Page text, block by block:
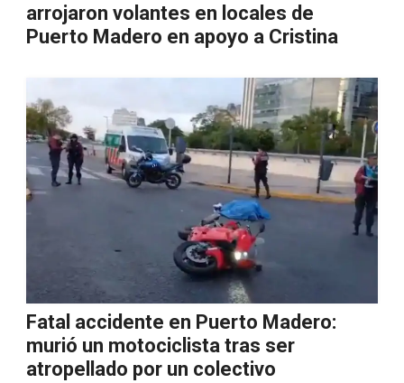
arrojaron volantes en locales de
Puerto Madero en apoyo a Cristina
Fatal accidente en Puerto Madero:
murió un motociclista tras ser
atropellado por un colectivo